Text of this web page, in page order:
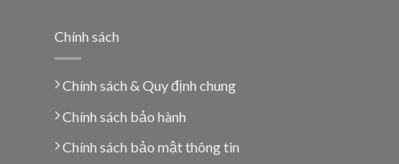
Chính sách
Chính sách & Quy định chung
Chính sách bảo hành
Chính sách bảo mật thông tin